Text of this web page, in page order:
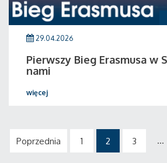
29.04.2026
Pierwszy Bieg Erasmusa w
nami
więcej
Poprzednia 1 2 3 ...